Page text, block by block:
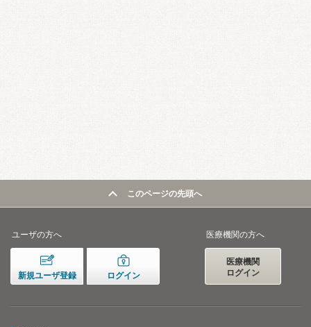
このページの先頭へ
ユーザの方へ
新規ユーザ登録 ログイン
医療機関の方へ
医療機関
ログイン